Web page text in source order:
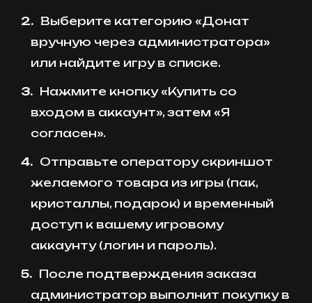
Выберите категорию «Донат
вручную через администратора»
или найдите игру в списке.
Нажмите кнопку «Купить со
входом в аккаунт», затем «Я
согласен».
Отправьте оператору скриншот
желаемого товара из игры (пак,
кристаллы, подарок) и временный
доступ к вашему игровому
аккаунту (логин и пароль).
После подтверждения заказа
администратор выполнит покупку в